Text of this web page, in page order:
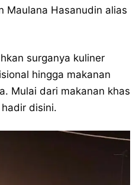
Maulana Hasanudin alias
surganya kuliner
hingga makanan
Mulai dari makanan khas
disini.